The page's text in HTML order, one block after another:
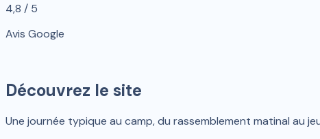
4,8 / 5
Avis Google
Découvrez le site
Une journée typique au camp, du rassemblement matinal au